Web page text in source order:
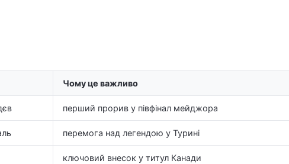
Чому це важливо
перший прорив у півфінал мейджора
перемога над легендою у Турині
ключовий внесок у титул Канади